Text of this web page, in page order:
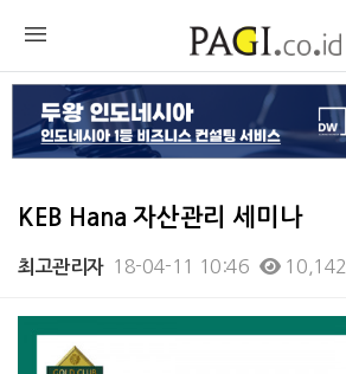
KEB Hana 자산관리 세미나
최고관리자 18-04-11 10:46 10,142